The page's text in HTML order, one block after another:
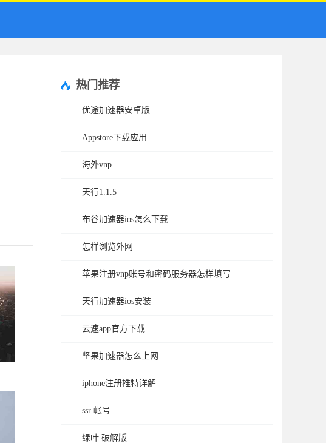
热门推荐
优途加速器安卓版
Appstore下载应用
海外vnp
天行1.1.5
布谷加速器ios怎么下载
怎样浏览外网
苹果注册vnp账号和密码服务器怎样填写
天行加速器ios安装
云速app官方下载
坚果加速器怎么上网
iphone注册推特详解
ssr 帐号
绿叶 破解版